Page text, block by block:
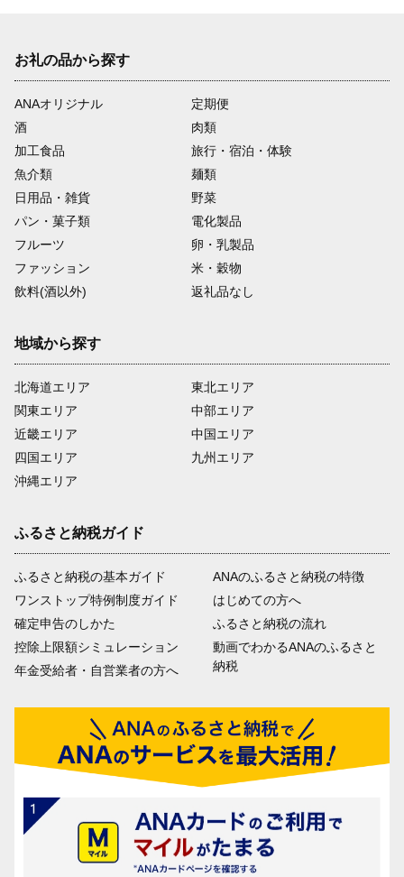
お礼の品から探す
ANAオリジナル
定期便
酒
肉類
加工食品
旅行・宿泊・体験
魚介類
麺類
日用品・雑貨
野菜
パン・菓子類
電化製品
フルーツ
卵・乳製品
ファッション
米・穀物
飲料(酒以外)
返礼品なし
地域から探す
北海道エリア
関東エリア
近畿エリア
四国エリア
沖縄エリア
東北エリア
中部エリア
中国エリア
九州エリア
ふるさと納税ガイド
ふるさと納税の基本ガイド
ワンストップ特例制度ガイド
確定申告のしかた
控除上限額シミュレーション
年金受給者・自営業者の方へ
ANAのふるさと納税の特徴
はじめての方へ
ふるさと納税の流れ
動画でわかるANAのふるさと
納税